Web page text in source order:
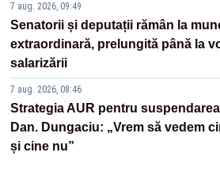
7 aug. 2026, 09:49
Senatorii și deputații rămân la
extraordinară, prelungită până la
salarizării
7 aug. 2026, 08:46
Strategia AUR pentru
Dan. Dungaciu: „Vrem să vedem
și cine nu”